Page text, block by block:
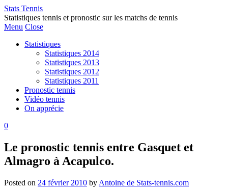
Stats Tennis
Statistiques tennis et pronostic sur les matchs de tennis
Menu Close
Statistiques
Statistiques 2014
Statistiques 2013
Statistiques 2012
Statistiques 2011
Pronostic tennis
Vidéo tennis
On apprécie
0
Le pronostic tennis entre Gasquet et
Almagro à Acapulco.
Posted on 24 février 2010 by Antoine de Stats-tennis.com